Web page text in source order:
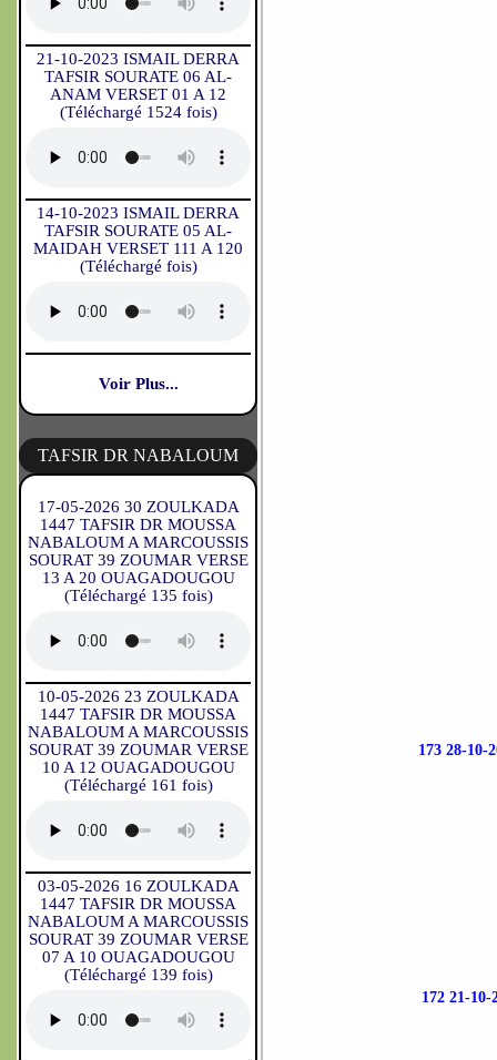
21-10-2023 ISMAIL DERRA
TAFSIR SOURATE 06 AL-
ANAM VERSET 01 A 12
(Téléchargé 1524 fois)
14-10-2023 ISMAIL DERRA
TAFSIR SOURATE 05 AL-
MAIDAH VERSET 111 A 120
(Téléchargé fois)
Voir Plus...
TAFSIR DR NABALOUM
17-05-2026 30 ZOULKADA
1447 TAFSIR DR MOUSSA
NABALOUM A MARCOUSSIS
SOURAT 39 ZOUMAR VERSE
13 A 20 OUAGADOUGOU
(Téléchargé 135 fois)
10-05-2026 23 ZOULKADA
1447 TAFSIR DR MOUSSA
NABALOUM A MARCOUSSIS
SOURAT 39 ZOUMAR VERSE
10 A 12 OUAGADOUGOU
(Téléchargé 161 fois)
03-05-2026 16 ZOULKADA
1447 TAFSIR DR MOUSSA
NABALOUM A MARCOUSSIS
SOURAT 39 ZOUMAR VERSE
07 A 10 OUAGADOUGOU
(Téléchargé 139 fois)
173 28-10-
172 21-